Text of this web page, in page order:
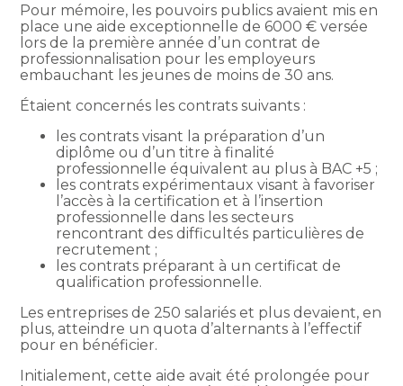
Pour mémoire, les pouvoirs publics avaient mis en
place une aide exceptionnelle de 6000 € versée
lors de la première année d’un contrat de
professionnalisation pour les employeurs
embauchant les jeunes de moins de 30 ans.
Étaient concernés les contrats suivants :
les contrats visant la préparation d’un
diplôme ou d’un titre à finalité
professionnelle équivalent au plus à BAC +5 ;
les contrats expérimentaux visant à favoriser
l’accès à la certification et à l’insertion
professionnelle dans les secteurs
rencontrant des difficultés particulières de
recrutement ;
les contrats préparant à un certificat de
qualification professionnelle.
Les entreprises de 250 salariés et plus devaient, en
plus, atteindre un quota d’alternants à l’effectif
pour en bénéficier.
Initialement, cette aide avait été prolongée pour